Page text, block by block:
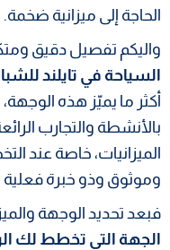
الحاجة إلى ميزانية ضخمة.
واليكم تفصيل دقيق
السياحة في تايلند
أكثر ما يميّز هذه
بالأنشطة والتجارب
الميزانيات، خاصة
وموثوق وذو خبرة
فبعد تحديد الوجهة
الجهة التي تخطط لك